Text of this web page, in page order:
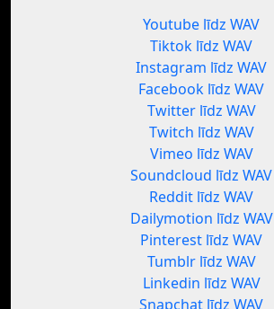
Youtube līdz WAV
Tiktok līdz WAV
Instagram līdz WAV
Facebook līdz WAV
Twitter līdz WAV
Twitch līdz WAV
Vimeo līdz WAV
Soundcloud līdz WAV
Reddit līdz WAV
Dailymotion līdz WAV
Pinterest līdz WAV
Tumblr līdz WAV
Linkedin līdz WAV
Snapchat līdz WAV